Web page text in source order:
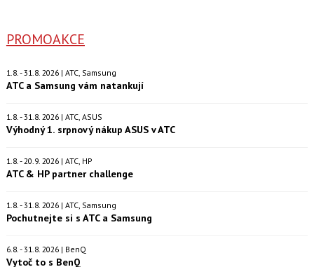
PROMOAKCE
1.8. - 31.8. 2026 | ATC, Samsung
ATC a Samsung vám natankují
1.8. - 31.8. 2026 | ATC, ASUS
Výhodný 1. srpnový nákup ASUS v ATC
1.8. - 20.9. 2026 | ATC, HP
ATC & HP partner challenge
1.8. - 31.8. 2026 | ATC, Samsung
Pochutnejte si s ATC a Samsung
6.8. - 31.8. 2026 | BenQ
Vytoč to s BenQ